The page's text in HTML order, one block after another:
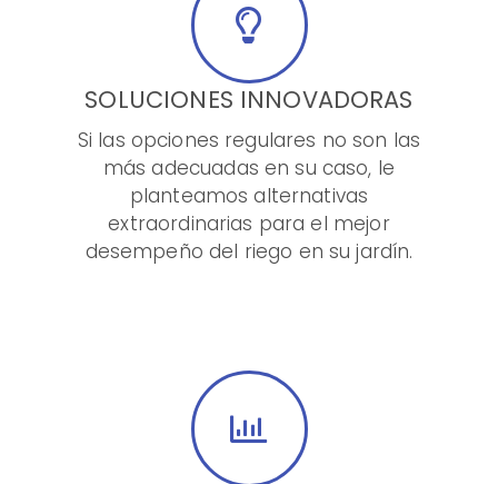
SOLUCIONES INNOVADORAS
Si las opciones regulares no son las
más adecuadas en su caso, le
planteamos alternativas
extraordinarias para el mejor
desempeño del riego en su jardín.